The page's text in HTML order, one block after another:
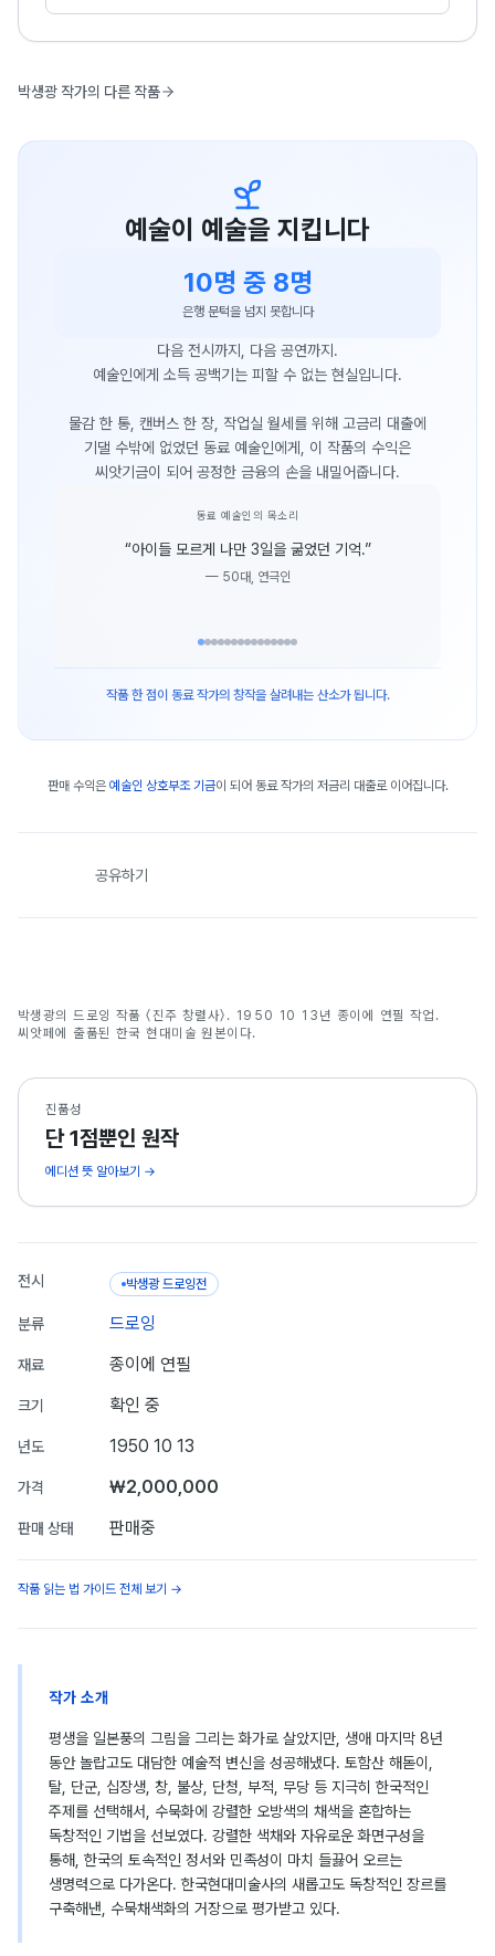
박생광 작가의 다른 작품
예술이 예술을 지킵니다
10명 중 8명
은행 문턱을 넘지 못합니다
다음 전시까지, 다음 공연까지.
예술인에게 소득 공백기는 피할 수 없는 현실입니다.
물감 한 통, 캔버스 한 장, 작업실 월세를 위해 고금리 대출에
기댈 수밖에 없었던 동료 예술인에게, 이 작품의 수익은
씨앗기금이 되어 공정한 금융의 손을 내밀어줍니다.
동료 예술인의 목소리
“아이들 모르게 나만 3일을 굶었던 기억.”
— 50대, 연극인
작품 한 점이 동료 작가의 창작을 살려내는 산소가 됩니다.
판매 수익은 예술인 상호부조 기금이 되어 동료 작가의 저금리 대출로 이어집니다.
공유하기
박생광
박생광의 드로잉 작품 〈진주 창렬사〉. 1950 10 13년 종이에 연필 작업.
씨앗페에 출품된 한국 현대미술 원본이다.
진품성
단 1점뿐인 원작
에디션 뜻 알아보기 →
전시 박생광 드로잉전
분류 드로잉
재료 종이에 연필
크기 확인 중
년도 1950 10 13
가격 ₩2,000,000
판매 상태 판매중
작품 읽는 법 가이드 전체 보기 →
작가 소개
평생을 일본풍의 그림을 그리는 화가로 살았지만, 생애 마지막 8년
동안 놀랍고도 대담한 예술적 변신을 성공해냈다. 토함산 해돋이,
탈, 단군, 십장생, 창, 불상, 단청, 부적, 무당 등 지극히 한국적인
주제를 선택해서, 수묵화에 강렬한 오방색의 채색을 혼합하는
독창적인 기법을 선보였다. 강렬한 색채와 자유로운 화면구성을
통해, 한국의 토속적인 정서와 민족성이 마치 들끓어 오르는
생명력으로 다가온다. 한국현대미술사의 새롭고도 독창적인 장르를
구축해낸, 수묵채색화의 거장으로 평가받고 있다.